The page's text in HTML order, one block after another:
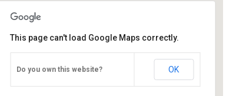
Teyjat – Musée de Préhistoire
Bourg - Teyjat
This page can't load Google Maps correctly.
Do you own this website? OK